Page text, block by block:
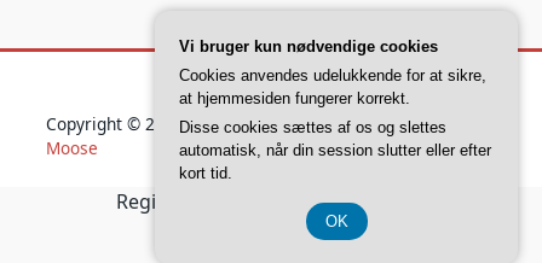
Copyright © 2026Yuki Blogger ThemeDesigned By
Moose
Registreringsnummer 37 40 77 39
Vi bruger kun nødvendige cookies
Cookies anvendes udelukkende for at sikre,
at hjemmesiden fungerer korrekt.
Disse cookies sættes af os og slettes
automatisk, når din session slutter eller efter
kort tid.
OK